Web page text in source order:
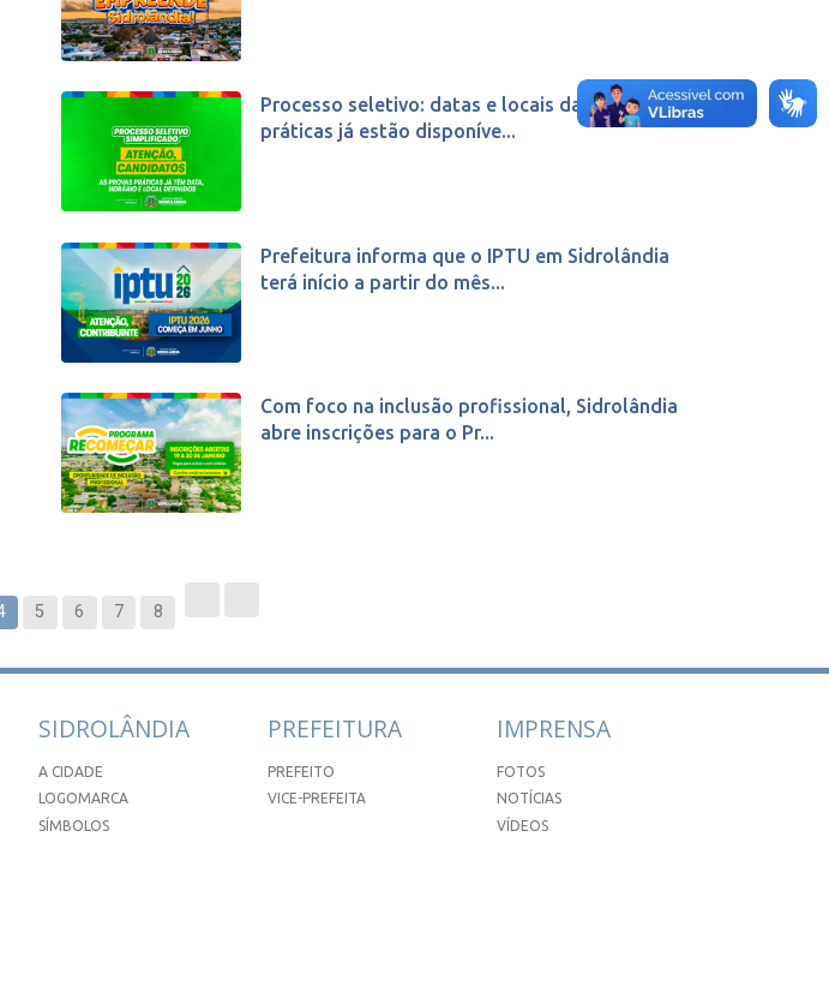
Processo seletivo: datas e locais das provas
práticas já estão disponíve...
Prefeitura informa que o IPTU em Sidrolândia
terá início a partir do mês...
Com foco na inclusão profissional, Sidrolândia
abre inscrições para o Pr...
5 6 7 8
SIDROLÂNDIA
A CIDADE
LOGOMARCA
SÍMBOLOS
PREFEITURA
PREFEITO
VICE-PREFEITA
IMPRENSA
FOTOS
NOTÍCIAS
VÍDEOS